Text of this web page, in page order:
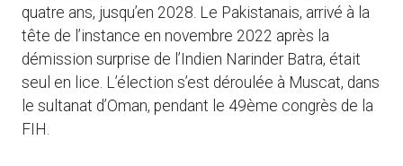
quatre ans, jusqu’en 2028. Le Pakistanais, arrivé à la
tête de l’instance en novembre 2022 après la
démission surprise de l’Indien Narinder Batra, était
seul en lice. L’élection s’est déroulée à Muscat, dans
le sultanat d’Oman, pendant le 49ème congrès de la
FIH.